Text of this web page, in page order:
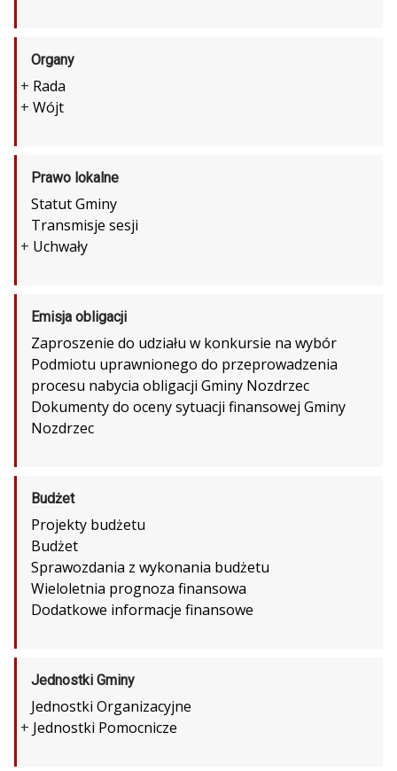
Organy
+ Rada
+ Wójt
Prawo lokalne
Statut Gminy
Transmisje sesji
+ Uchwały
Emisja obligacji
Zaproszenie do udziału w konkursie na wybór
Podmiotu uprawnionego do przeprowadzenia
procesu nabycia obligacji Gminy Nozdrzec
Dokumenty do oceny sytuacji finansowej Gminy
Nozdrzec
Budżet
Projekty budżetu
Budżet
Sprawozdania z wykonania budżetu
Wieloletnia prognoza finansowa
Dodatkowe informacje finansowe
Jednostki Gminy
Jednostki Organizacyjne
+ Jednostki Pomocnicze